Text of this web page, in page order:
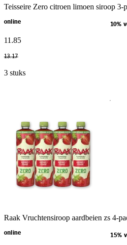
Teisseire Zero citroen limoen siroop 3-
online 10%
11 .85
13.17
3 stuks
Raak Vruchtensiroop aardbeien zs 4-
online 15%